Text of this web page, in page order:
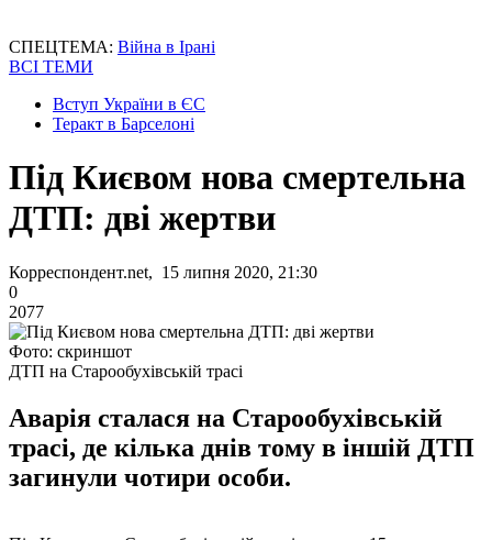
СПЕЦТЕМА: Війна в Ірані
ВСІ ТЕМИ
Вступ України в ЄС
Теракт в Барселоні
Під Києвом нова смертельна
ДТП: дві жертви
Корреспондент.net, 15 липня 2020, 21:30
0
2077
Фото: скриншот
ДТП на Старообухівській трасі
Аварія сталася на Старообухівській
трасі, де кілька днів тому в іншій ДТП
загинули чотири особи.